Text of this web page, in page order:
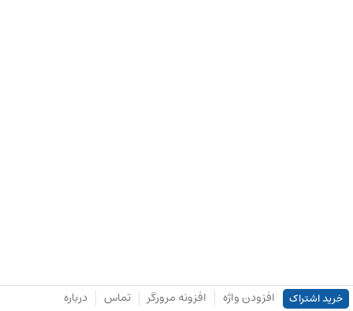
خرید اشتراک افزودن واژه افزونه مرورگر تماس درباره